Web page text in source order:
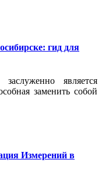
гид для
является
заменить собой
Измерений в